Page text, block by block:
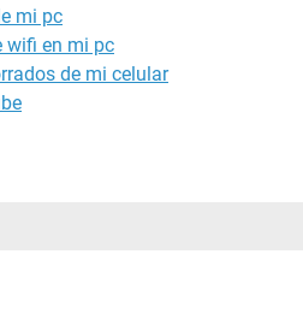
mi pc
wifi en mi pc
de mi celular